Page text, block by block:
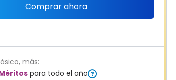
Comprar ahora
más:
para todo el año